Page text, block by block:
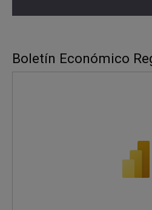
Boletín Económico